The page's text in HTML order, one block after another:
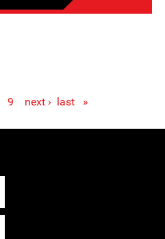
« first
9 next › last »